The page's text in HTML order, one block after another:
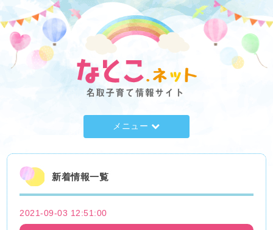
メニュー
新着情報一覧
2021-09-03 12:51:00